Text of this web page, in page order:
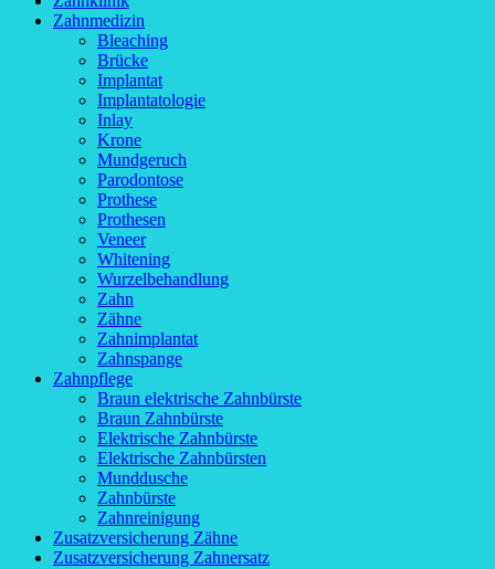
Zahnmedizin
Bleaching
Brücke
Implantat
Implantatologie
Inlay
Krone
Mundgeruch
Parodontose
Prothese
Prothesen
Veneer
Whitening
Wurzelbehandlung
Zahn
Zähne
Zahnimplantat
Zahnspange
Zahnpflege
Braun elektrische Zahnbürste
Braun Zahnbürste
Elektrische Zahnbürste
Elektrische Zahnbürsten
Munddusche
Zahnbürste
Zahnreinigung
Zusatzversicherung Zähne
Zusatzversicherung Zahnersatz